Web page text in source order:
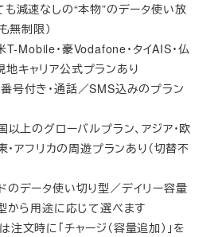
減速なしの“本物”のデータ使い放
無制限）
T-Mobile・豪Vodafone・タイAIS・仏
キャリア公式プランあり
号付き・通話／SMS込みのプラン
以上のグローバルプラン、アジア・欧
・アフリカの周遊プランあり（切替不
のデータ使い切り型／デイリー容量
から用途に応じて選べます
注文時に「チャージ（容量追加）」を